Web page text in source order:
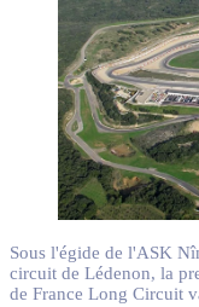
Sous l'égide de l'ASK
circuit de Lédenon, la
de France Long Circuit